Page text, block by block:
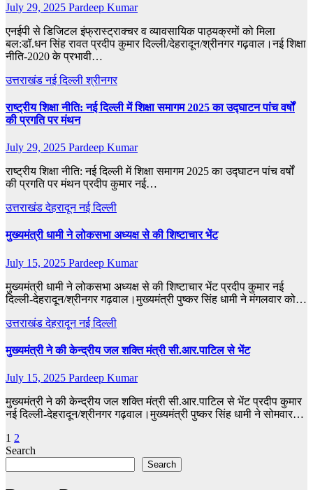
July 29, 2025 Pardeep Kumar
एनईपी से डिजिटल इंफ्रास्ट्राक्चर व व्यावसायिक पाठ्यक्रमों को मिला
बल:डॉ.धन सिंह रावत प्रदीप कुमार दिल्ली/देहरादून/श्रीनगर गढ़वाल।नई शिक्षा
नीति-2020 के प्रभावी…
उत्तराखंडनई दिल्लीश्रीनगर
राष्ट्रीय शिक्षा नीति: नई दिल्ली में शिक्षा समागम 2025 का उद्घाटन पांच वर्षों
की प्रगति पर मंथन
July 29, 2025 Pardeep Kumar
राष्ट्रीय शिक्षा नीति: नई दिल्ली में शिक्षा समागम 2025 का उद्घाटन पांच वर्षों
की प्रगति पर मंथन प्रदीप कुमार नई…
उत्तराखंडदेहरादूननई दिल्ली
मुख्यमंत्री धामी ने लोकसभा अध्यक्ष से की शिष्टाचार भेंट
July 15, 2025 Pardeep Kumar
मुख्यमंत्री धामी ने लोकसभा अध्यक्ष से की शिष्टाचार भेंट प्रदीप कुमार नई
दिल्ली-देहरादून/श्रीनगर गढ़वाल।मुख्यमंत्री पुष्कर सिंह धामी ने मंगलवार को…
उत्तराखंडदेहरादूननई दिल्ली
मुख्यमंत्री ने की केन्द्रीय जल शक्ति मंत्री सी.आर.पाटिल से भेंट
July 15, 2025 Pardeep Kumar
मुख्यमंत्री ने की केन्द्रीय जल शक्ति मंत्री सी.आर.पाटिल से भेंट प्रदीप कुमार
नई दिल्ली-देहरादून/श्रीनगर गढ़वाल।मुख्यमंत्री पुष्कर सिंह धामी ने सोमवार…
Posts
pagination
1 2
Search
Search